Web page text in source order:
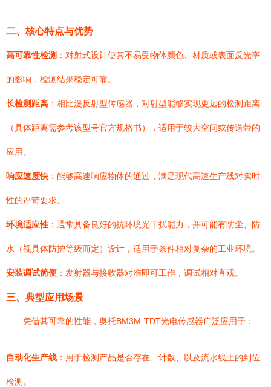
二、核心特点与优势
高可靠性检测 ：对射式设计使其不易受物体颜色、材质或表面反光率
的影响，检测结果稳定可靠。
长检测距离 ：相比漫反射型传感器，对射型能够实现更远的检测距离
（具体距离需参考该型号官方规格书），适用于较大空间或传送带的
应用。
响应速度快 ：能够高速响应物体的通过，满足现代高速生产线对实时
性的严苛要求。
环境适应性 ：通常具备良好的抗环境光干扰能力，并可能有防尘、防
水（视具体防护等级而定）设计，适用于条件相对复杂的工业环境。
安装调试简便 ：发射器与接收器对准即可工作，调试相对直观。
三、典型应用场景
凭借其可靠的性能，奥托BM3M-TDT光电传感器广泛应用于：
自动化生产线 ：用于检测产品是否存在、计数、以及流水线上的到位
检测。